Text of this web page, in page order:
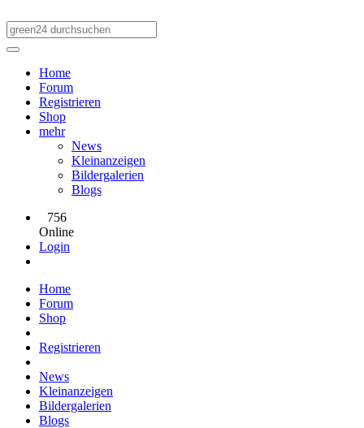
Home
Forum
Registrieren
Shop
mehr
News
Kleinanzeigen
Bildergalerien
Blogs
756
Online
Login
Home
Forum
Shop
Registrieren
News
Kleinanzeigen
Bildergalerien
Blogs